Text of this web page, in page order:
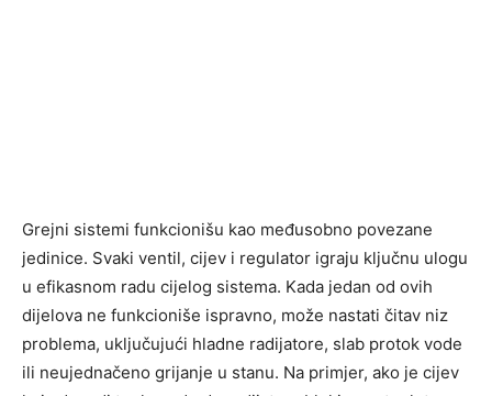
Grejni sistemi funkcionišu kao međusobno povezane
jedinice. Svaki ventil, cijev i regulator igraju ključnu ulogu
u efikasnom radu cijelog sistema. Kada jedan od ovih
dijelova ne funkcioniše ispravno, može nastati čitav niz
problema, uključujući hladne radijatore, slab protok vode
ili neujednačeno grijanje u stanu. Na primjer, ako je cijev